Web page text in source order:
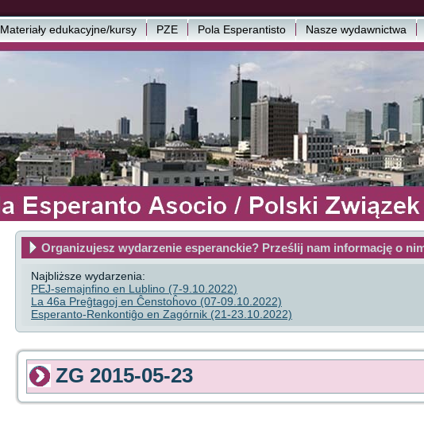
Materiały edukacyjne/kursy PZE Pola Esperantisto Nasze wydawnictwa
Organizujesz wydarzenie esperanckie? Prześlij nam informację o
Najbliższe wydarzenia:
PEJ-semajnfino en Lublino (7-9.10.2022)
La 46a Preĝtagoj en Ĉenstoĥovo (07-09.10.2022)
Esperanto-Renkontiĝo en Zagórnik (21-23.10.2022)
ZG 2015-05-23